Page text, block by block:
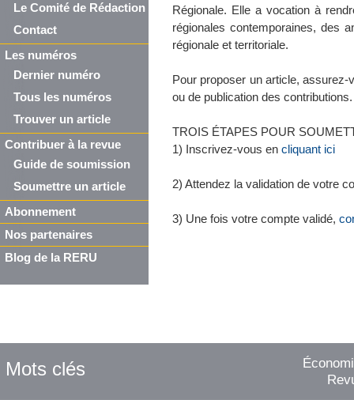
Le Comité de Rédaction
Contact
Les numéros
Dernier numéro
Tous les numéros
Trouver un article
Contribuer à la revue
Guide de soumission
Soumettre un article
Abonnement
Nos partenaires
Blog de la RERU
Régionale. Elle a vocation à
régionales contemporaines, des
régionale et territoriale.
Pour proposer un article,
ou de publication des contributions.
TROIS ÉTAPES POUR
1) Inscrivez-vous en cliquant ici
2) Attendez la validation de votre
3) Une fois votre compte validé,
Mots clés